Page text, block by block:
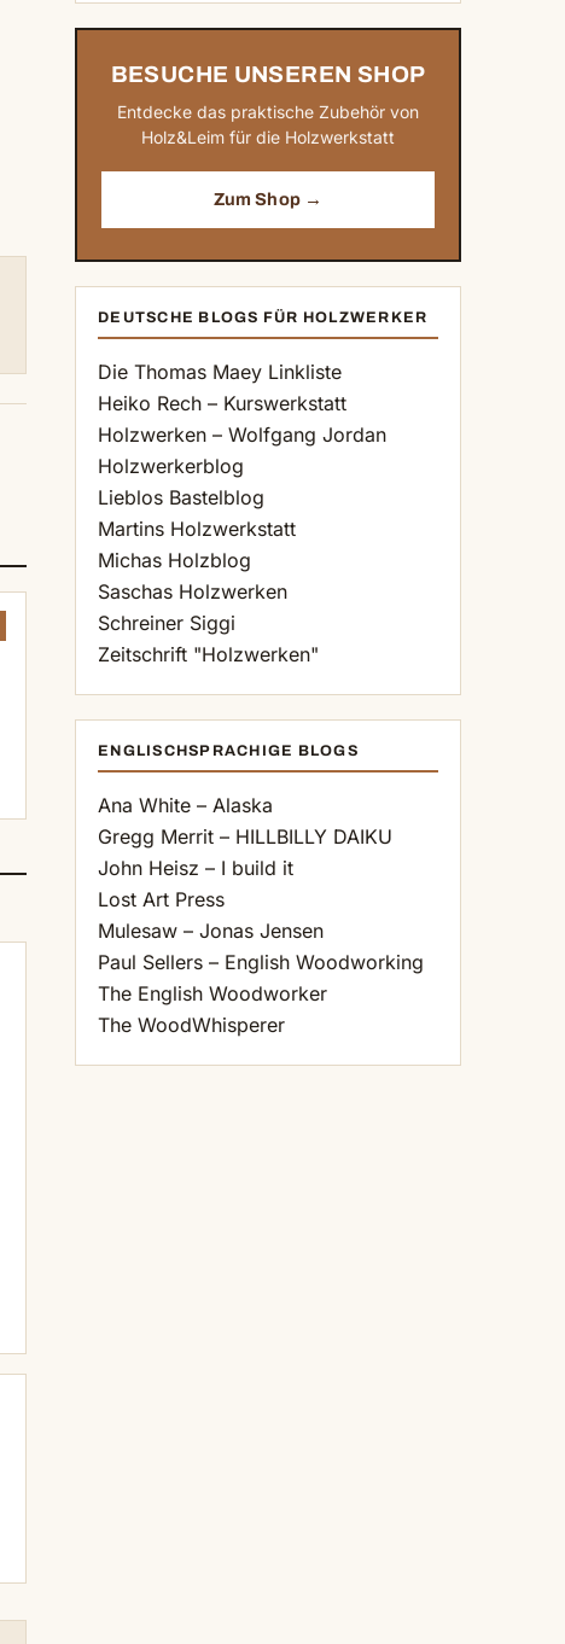
BESUCHE UNSEREN SHOP
Entdecke das praktische Zubehör von
Holz&Leim für die Holzwerkstatt
Zum Shop →
DEUTSCHE BLOGS FÜR HOLZWERKER
Die Thomas Maey Linkliste
Heiko Rech – Kurswerkstatt
Holzwerken – Wolfgang Jordan
Holzwerkerblog
Lieblos Bastelblog
Martins Holzwerkstatt
Michas Holzblog
Saschas Holzwerken
Schreiner Siggi
Zeitschrift "Holzwerken"
ENGLISCHSPRACHIGE BLOGS
Ana White – Alaska
Gregg Merrit – HILLBILLY DAIKU
John Heisz – I build it
Lost Art Press
Mulesaw – Jonas Jensen
Paul Sellers – English Woodworking
The English Woodworker
The WoodWhisperer